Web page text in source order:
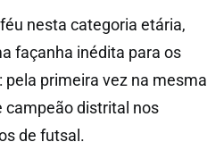
nesta categoria etária,
façanha inédita para os
pela primeira vez na mesma
campeão distrital nos
de futsal.